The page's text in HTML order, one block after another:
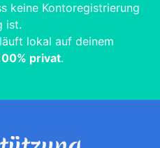
keine Kontoregistrierung
ist.
lokal auf deinem
privat.